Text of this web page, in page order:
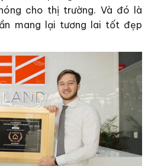
cho thị trường. Và đó là
mang lại tương lai tốt đẹp